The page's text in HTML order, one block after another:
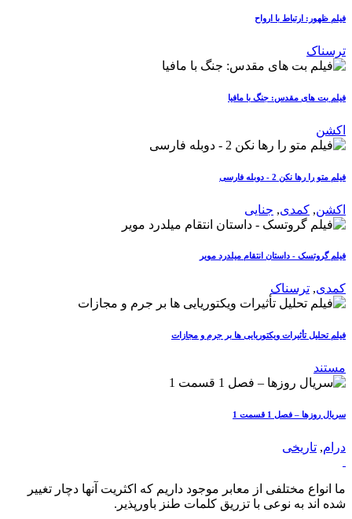
فیلم ظهور: ارتباط با ارواح
ترسناک
فیلم بت های مقدس: جنگ با مافیا
اکشن
فیلم متو را رها نکن 2 - دوبله فارسی
اکشن, کمدی, جنایی
فیلم گروتسک - داستان انتقام میلدرد مویر
کمدی, ترسناک
فیلم تحلیل تأثیرات ویکتوریایی ها بر جرم و مجازات
مستند
سریال روزها – فصل 1 قسمت 1
درام, تاریخی
ما انواع مختلفی از معابر موجود داریم که اکثریت آنها دچار تغییر
شده اند به نوعی با تزریق کلمات طنز باورپذیر.